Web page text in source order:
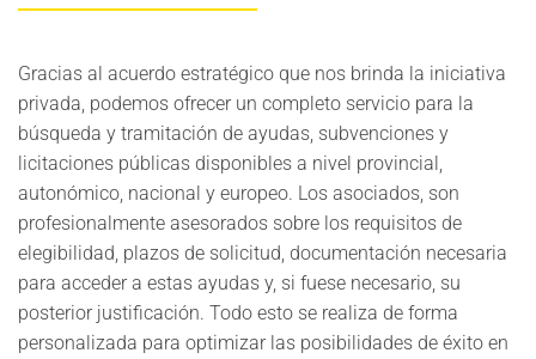
Gracias al acuerdo estratégico que nos brinda la iniciativa
privada, podemos ofrecer un completo servicio para la
búsqueda y tramitación de ayudas, subvenciones y
licitaciones públicas disponibles a nivel provincial,
autonómico, nacional y europeo. Los asociados, son
profesionalmente asesorados sobre los requisitos de
elegibilidad, plazos de solicitud, documentación necesaria
para acceder a estas ayudas y, si fuese necesario, su
posterior justificación. Todo esto se realiza de forma
personalizada para optimizar las posibilidades de éxito en